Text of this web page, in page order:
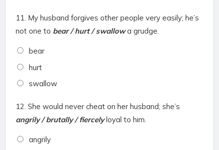
11. My husband forgives other people very easily; he’s
not one to bear / hurt / swallowa grudge.
bear
hurt
swallow
12. She would never cheat on her husband; she’s
angrily / brutally / fiercelyloyal to him.
angrily